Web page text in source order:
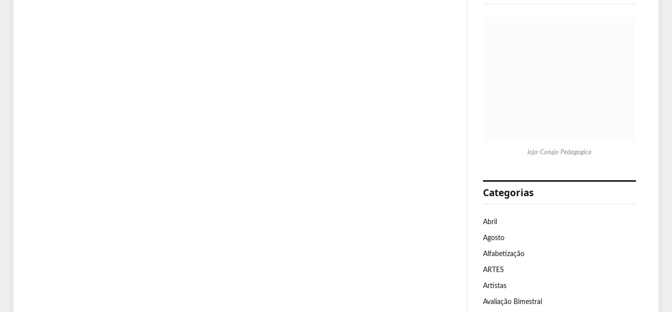
loja-Coruja-Pedagogica
Categorias
Abril
Agosto
Alfabetização
ARTES
Artistas
Avaliação Bimestral